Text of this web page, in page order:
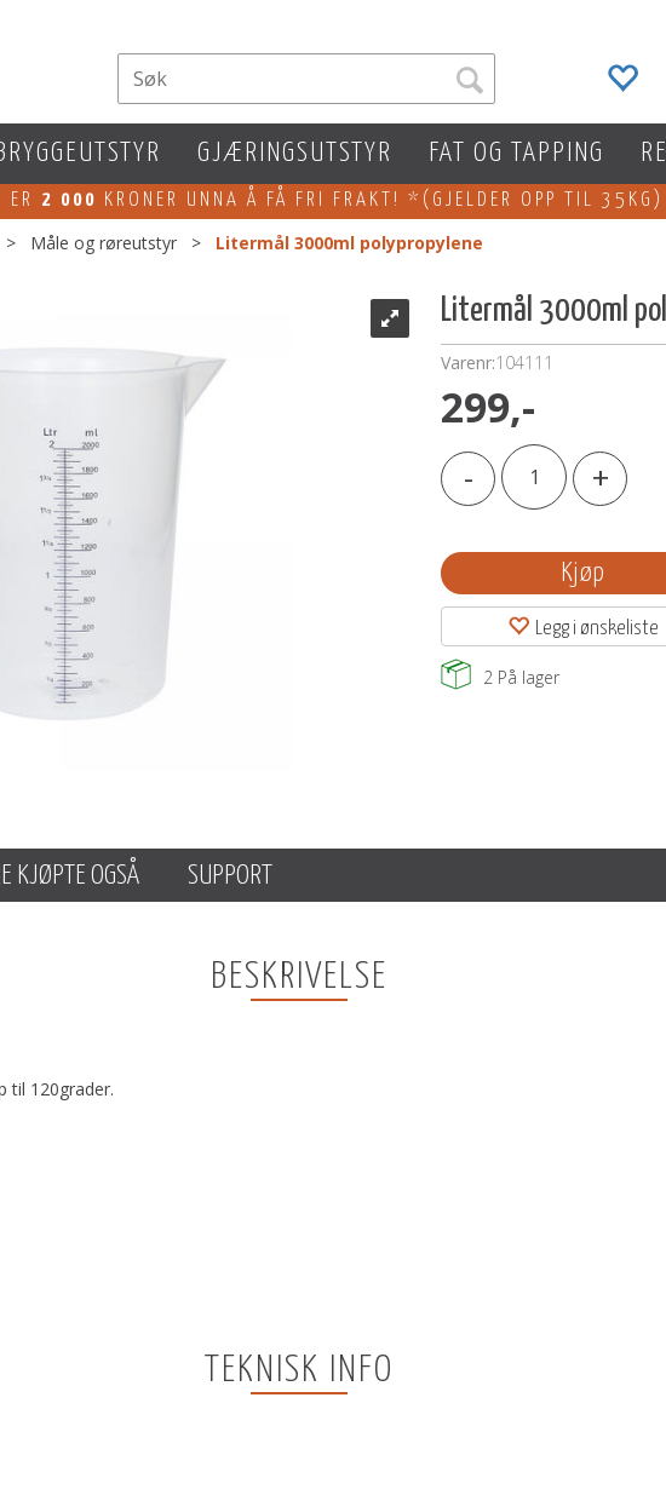
GJÆRINGSUTSTYR FAT OG TAPPING
ER 2 000 KRONER UNNA Å FÅ FRI FRAKT! *(GJELDER OPP TIL 35KG)
> Måle og røreutstyr > Litermål 3000ml polypropylene
Litermål 3000ml
Varenr:104111
299,-
- +
Kjøp
Legg i ønskeliste
2 På lager
KJØPTE OGSÅ SUPPORT
BESKRIVELSE
til 120grader.
TEKNISK INFO